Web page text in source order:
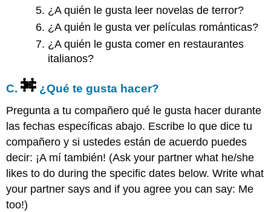
¿A quién le gusta leer novelas de terror?
¿A quién le gusta ver películas románticas?
¿A quién le gusta comer en restaurantes
italianos?
C. ¿Qué te gusta hacer?
Pregunta a tu compañero qué le gusta hacer durante
las fechas específicas abajo. Escribe lo que dice tu
compañero y si ustedes están de acuerdo puedes
decir: ¡A mí también! (Ask your partner what he/she
likes to do during the specific dates below. Write what
your partner says and if you agree you can say: Me
too!)